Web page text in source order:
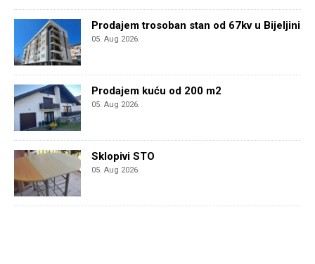
Prodajem trosoban stan od 67kv u Bijeljini
05. Aug 2026.
Prodajem kuću od 200 m2
05. Aug 2026.
Sklopivi STO
05. Aug 2026.